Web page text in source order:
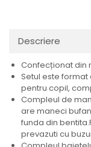
Descriere
Confecționat din
Setul este
pentru copil,
Compleul de
are maneci
funda din
prevazuti cu